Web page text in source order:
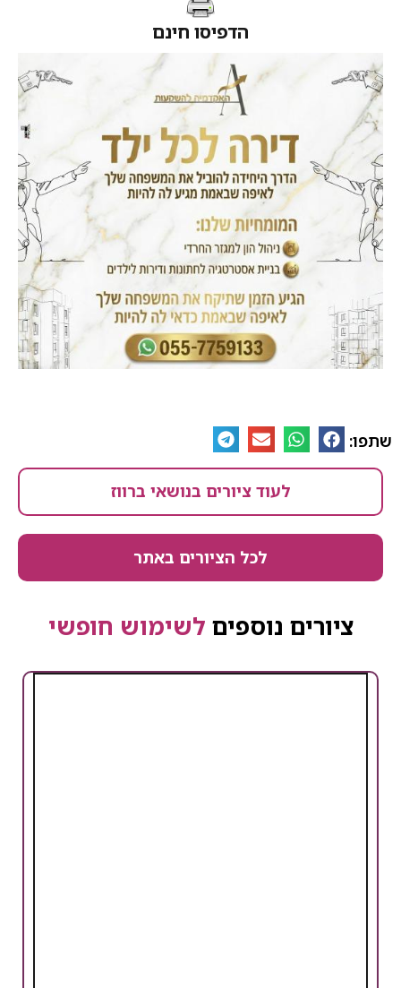
הדפיסו חינם
שתפו:
לעוד ציורים בנושאי ברווז
לכל הציורים באתר
ציורים נוספים לשימוש חופשי